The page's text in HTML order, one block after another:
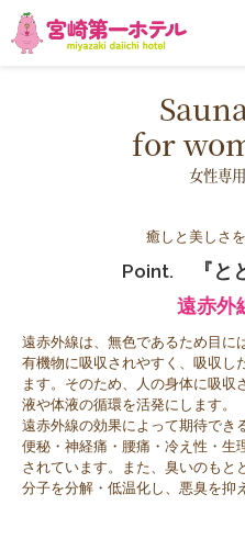
朝食
ご利用案内
アクセス
for
女性専
癒しと美しさ
Point. 『と
遠赤外
遠赤外線は、無色であるため目に
有機物に吸収されやすく、吸収し
ます。そのため、人の身体に吸収
液や体液の循環を活発にします。
遠赤外線の効果によって期待でき
便秘・神経痛・腰痛・冷え性・生
されています。また、臭いのもと
分子を分解・低温化し、悪臭を抑